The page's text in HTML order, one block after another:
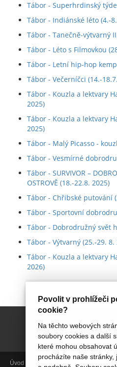
Povolit v prohlížeči
cookie?
Na těchto webových
soubory cookies a další
které mohou obsahovat
procházíte naše stránky,
Tábor - Superhrdinský
Tábor - Indiánské léto (4.-
Tábor - Tanečně-výtvarný
Tábor - Léto s Filmovkou
Tábor - Letní hip-hop
Tábor - Večerníčci (14.-
Tábor - Kouzla a lektvary
2025)
Tábor - Kouzla a lektvary
2025)
Tábor - Malý Picasso -
Tábor - Vesmírné
Tábor - SURVIVOR –
OSTROVĚ (18.-22.8. 2025)
Tábor - Chřibské putování
Tábor - Sportovní
Tábor - Dobrodružný svět
Tábor - Výtvarný (25.-29. 8.
Tábor - Kouzla a lektvary
2026)
Úvod Aktuálně Termíny